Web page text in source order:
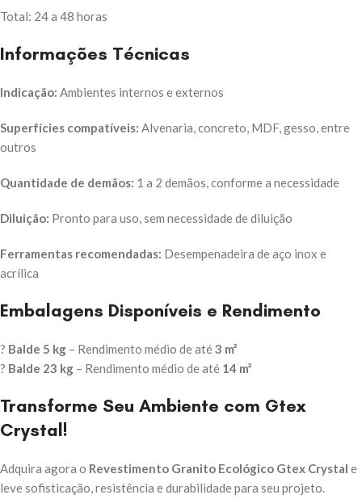
Total: 24 a 48 horas
Informações Técnicas
Indicação: Ambientes internos e externos
Superfícies compatíveis: Alvenaria, concreto, MDF, gesso, entre
outros
Quantidade de demãos: 1 a 2 demãos, conforme a necessidade
Diluição: Pronto para uso, sem necessidade de diluição
Ferramentas recomendadas: Desempenadeira de aço inox e
acrílica
Embalagens Disponíveis e Rendimento
? Balde 5 kg – Rendimento médio de até 3 m²
? Balde 23 kg – Rendimento médio de até 14 m²
Transforme Seu Ambiente com Gtex
Crystal!
Adquira agora o Revestimento Granito Ecológico Gtex Crystal e
leve sofisticação, resistência e durabilidade para seu projeto.